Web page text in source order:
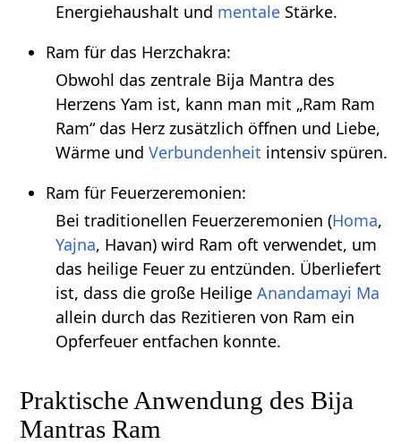
Energiehaushalt und mentale Stärke.
Ram für das Herzchakra:
Obwohl das zentrale Bija Mantra des
Herzens Yam ist, kann man mit „Ram Ram
Ram“ das Herz zusätzlich öffnen und Liebe,
Wärme undVerbundenheit intensiv spüren.
Ram für Feuerzeremonien:
Bei traditionellen Feuerzeremonien (Homa,
Yajna, Havan) wird Ram oft verwendet, um
das heilige Feuer zu entzünden. Überliefert
ist, dass die große HeiligeAnandamayi Ma
allein durch das Rezitieren von Ram ein
Opferfeuer entfachen konnte.
Praktische Anwendung des Bija
Mantras Ram